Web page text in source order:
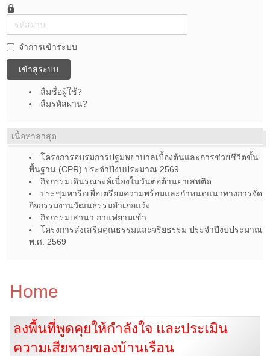
รหัส
ผ่าน
จำการเข้าระบบ
เข้าสู่ระบบ
ลืมชื่อผู้ใช้?
ลืมรหัสผ่าน?
เนื้อหาล่าสุด
โครงการอบรมการปฐมพยาบาลเบื้องต้นและการช่วยชีวิตขั้น
พื้นฐาน (CPR) ประจำปีงบประมาณ 2569
กิจกรรมเดินรณรงค์เนื่องในวันต่อต้านยาเสพติด
ประชุมหารือเพื่อเตรียมความพร้อมและกำหนดแนวทางการจัด
กิจกรรมงานวัฒนธรรมอำเภอแว้ง
กิจกรรมเสวนา กาแฟยามเช้า
โครงการส่งเสริมคุณธรรมและจริยธรรม ประจำปีงบประมาณ
พ.ศ. 2569
Home
ลงพื้นที่พูดคุยให้กำลังใจ และประเมิน
ความเสียหายของบ้านเรือน